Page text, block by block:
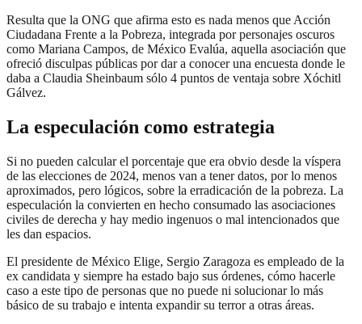
Resulta que la ONG que afirma esto es nada menos que Acción
Ciudadana Frente a la Pobreza, integrada por personajes oscuros
como Mariana Campos, de México Evalúa, aquella asociación que
ofreció disculpas públicas por dar a conocer una encuesta donde le
daba a Claudia Sheinbaum sólo 4 puntos de ventaja sobre Xóchitl
Gálvez.
La especulación como estrategia
Si no pueden calcular el porcentaje que era obvio desde la víspera
de las elecciones de 2024, menos van a tener datos, por lo menos
aproximados, pero lógicos, sobre la erradicación de la pobreza. La
especulación la convierten en hecho consumado las asociaciones
civiles de derecha y hay medio ingenuos o mal intencionados que
les dan espacios.
El presidente de México Elige, Sergio Zaragoza es empleado de la
ex candidata y siempre ha estado bajo sus órdenes, cómo hacerle
caso a este tipo de personas que no puede ni solucionar lo más
básico de su trabajo e intenta expandir su terror a otras áreas.